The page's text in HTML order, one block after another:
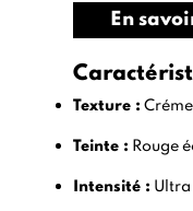
En
Texture :
Teinte : Rouge
Intensité :